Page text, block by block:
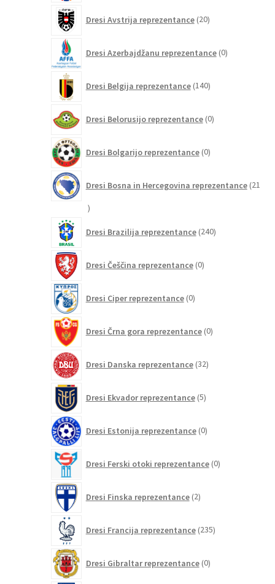
Dresi Avstrija reprezentance 20izdelkov
Dresi Azerbajdžanu reprezentance 0izdelkov
Dresi Belgija reprezentance 140izdelkov
Dresi Belorusijo reprezentance 0izdelkov
Dresi Bolgarijo reprezentance 0izdelkov
Dresi Bosna in Hercegovina reprezentance 21
21
Dresi Brazilija reprezentance 240izdelkov
Dresi Češčina reprezentance 0izdelkov
Dresi Ciper reprezentance 0izdelkov
Dresi Črna gora reprezentance 0izdelkov
Dresi Danska reprezentance 32izdelkov
Dresi Ekvador reprezentance 5izdelkov
Dresi Estonija reprezentance 0izdelkov
Dresi Ferski otoki reprezentance 0izdelkov
Dresi Finska reprezentance 2izdelka
Dresi Francija reprezentance 235izdelkov
Dresi Gibraltar reprezentance 0izdelkov